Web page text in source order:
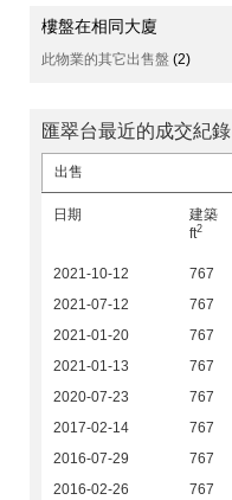
樓盤在相同大廈
此物業的其它出售盤 (2)
匯翠台最近的成交紀錄
出售
日期
建築
ft2
2021-10-12 767
2021-07-12
767
2021-01-20
767
2021-01-13
767
2020-07-23
767
2017-02-14
767
2016-07-29
767
2016-02-26
767